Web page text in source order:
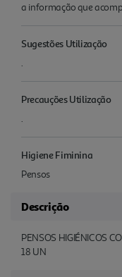
a informação que
Sugestões Utilização
.
Precauções Utilização
.
Higiene Fiminina
Pensos
Descrição
PENSOS HIGIÉNICOS
18 UN